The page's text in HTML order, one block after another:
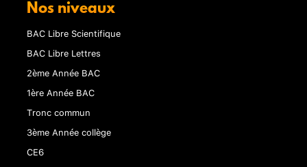
Nos niveaux
BAC Libre Scientifique
BAC Libre Lettres
2ème Année BAC
1ère Année BAC
Tronc commun
3ème Année collège
CE6